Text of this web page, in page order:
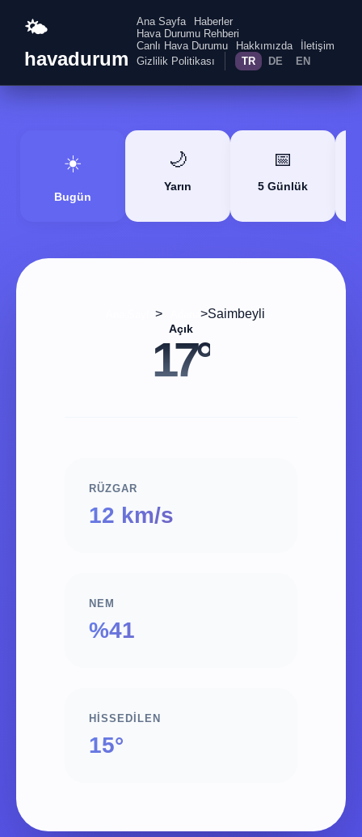
🌤️
havadurum
Ana Sayfa
Haberler
Hava Durumu Rehberi
Canlı Hava Durumu
Hakkımızda
İletişim
Gizlilik Politikası
TR DE EN
☀️
Bugün
🌙
Yarın
📅
5 Günlük
> >Saimbeyli
Açık
17°
RÜZGAR
12 km/s
NEM
%41
HISSEDILEN
15°